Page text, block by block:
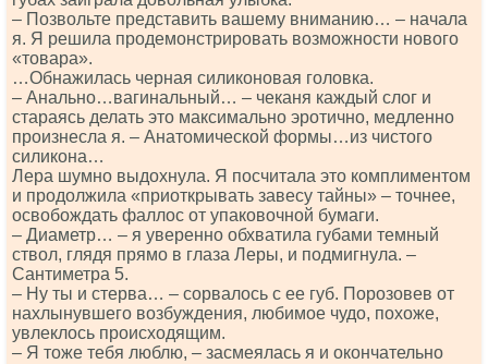
– Позвольте представить вашему вниманию… – начала
я. Я решила продемонстрировать возможности нового
«товара».
…Обнажилась черная силиконовая головка.
– Анально…вагинальный… – чеканя каждый слог и
стараясь делать это максимально эротично, медленно
произнесла я. – Анатомической формы…из чистого
силикона…
Лера шумно выдохнула. Я посчитала это комплиментом
и продолжила «приоткрывать завесу тайны» – точнее,
освобождать фаллос от упаковочной бумаги.
– Диаметр… – я уверенно обхватила губами темный
ствол, глядя прямо в глаза Леры, и подмигнула. –
Сантиметра 5.
– Ну ты и стерва… – сорвалось с ее губ. Порозовев от
нахлынувшего возбуждения, любимое чудо, похоже,
увлеклось происходящим.
– Я тоже тебя люблю, – засмеялась я и окончательно